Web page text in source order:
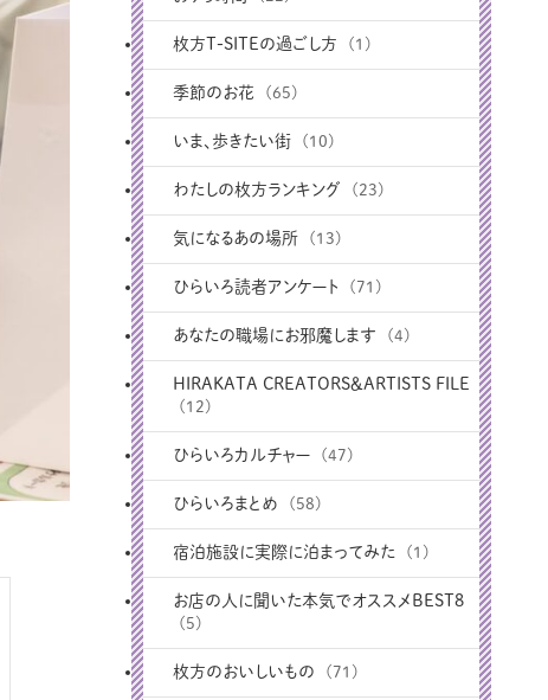
枚方T-SITEの過ごし方 (1)
季節のお花 (65)
いま、歩きたい街 (10)
わたしの枚方ランキング (23)
気になるあの場所 (13)
ひらいろ読者アンケート (71)
あなたの職場にお邪魔します (4)
HIRAKATA CREATORS＆ARTISTS FILE
(12)
ひらいろカルチャー (47)
ひらいろまとめ (58)
宿泊施設に実際に泊まってみた (1)
お店の人に聞いた本気でオススメBEST8
(5)
枚方のおいしいもの (71)